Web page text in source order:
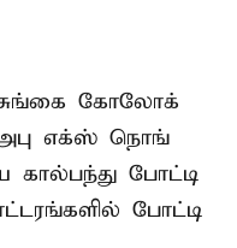
கோலோக்
எக்ஸ் நொங்
கால்பந்து போட்டி
போட்டி